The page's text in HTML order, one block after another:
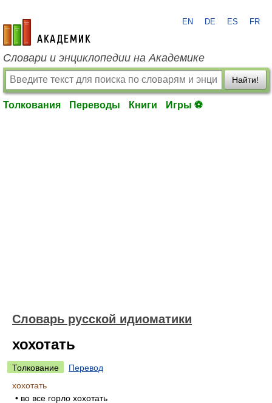
academic.ru
EN DE ES FR
Словари и энциклопедии на Академике
Найти!
Толкования Переводы Книги Игры ⚽
Словарь русской идиоматики
хохотать
Толкование
Перевод
хохотать
• во все горло хохотать